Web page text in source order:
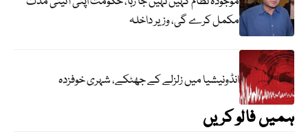
مکمل کرے گی، وزیر داخلہ
انڈونیشیا میں زلزلے کے جھٹکے، شہری خوفزدہ
ہمیں فالو کریں